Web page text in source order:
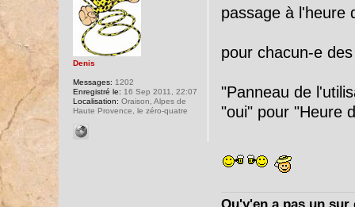
passage à l'heure
pour chacun-e
"Panneau de
"oui" pour "Heure
Qu'y'en a pas un
Denis
Messages: 1202
Enregistré le: 16 Sep 2011, 22:07
Localisation: Oraison, Alpes de
Haute Provence, le zéro-quatre